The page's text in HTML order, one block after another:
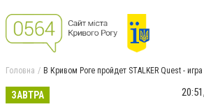
Головна В Кривом Роге пройдет STALKER Quest -
ЗАВТРА